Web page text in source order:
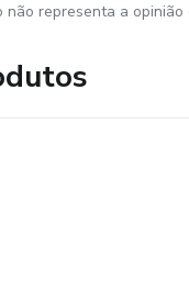
representa a